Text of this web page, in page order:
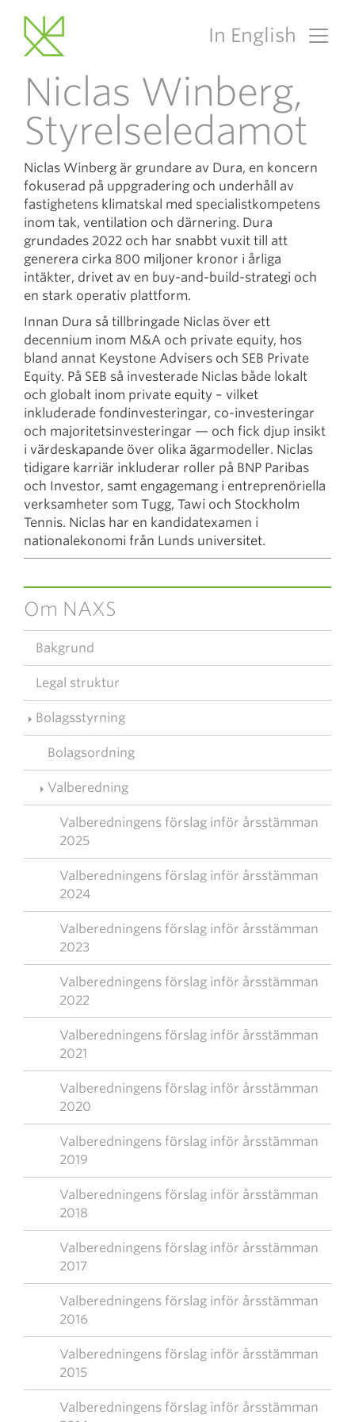
Main Navigation
In English
Niclas Winberg,
Styrelseledamot
Niclas Winberg är grundare av Dura, en koncern
fokuserad på uppgradering och underhåll av
fastighetens klimatskal med specialistkompetens
inom tak, ventilation och därnering. Dura
grundades 2022 och har snabbt vuxit till att
generera cirka 800 miljoner kronor i årliga
intäkter, drivet av en buy-and-build-strategi och
en stark operativ plattform.
Innan Dura så tillbringade Niclas över ett
decennium inom M&A och private equity, hos
bland annat Keystone Advisers och SEB Private
Equity. På SEB så investerade Niclas både lokalt
och globalt inom private equity – vilket
inkluderade fondinvesteringar, co-investeringar
och majoritetsinvesteringar — och fick djup insikt
i värdeskapande över olika ägarmodeller. Niclas
tidigare karriär inkluderar roller på BNP Paribas
och Investor, samt engagemang i entreprenöriella
verksamheter som Tugg, Tawi och Stockholm
Tennis. Niclas har en kandidatexamen i
nationalekonomi från Lunds universitet.
Om NAXS
Bakgrund
Legal struktur
Bolagsstyrning
Bolagsordning
Valberedning
Valberedningens förslag inför årsstämman
2025
Valberedningens förslag inför årsstämman
2024
Valberedningens förslag inför årsstämman
2023
Valberedningens förslag inför årsstämman
2022
Valberedningens förslag inför årsstämman
2021
Valberedningens förslag inför årsstämman
2020
Valberedningens förslag inför årsstämman
2019
Valberedningens förslag inför årsstämman
2018
Valberedningens förslag inför årsstämman
2017
Valberedningens förslag inför årsstämman
2016
Valberedningens förslag inför årsstämman
2015
Valberedningens förslag inför årsstämman